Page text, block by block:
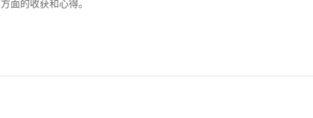
方面的收获和心得。